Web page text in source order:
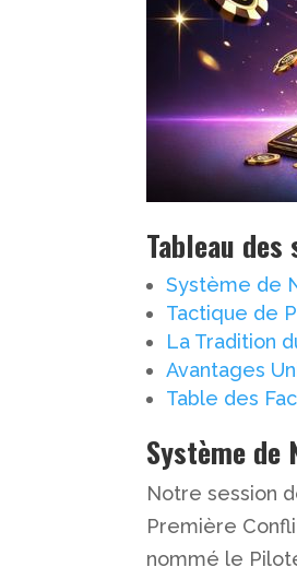
Tableau
Système de
Tactique de
La Tradition
Avantages
Table des
Système de
Notre session
Première
nommé le